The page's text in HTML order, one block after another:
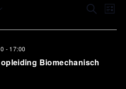
en
Zoeken
Lijst
- 17:00
Biomechanisch